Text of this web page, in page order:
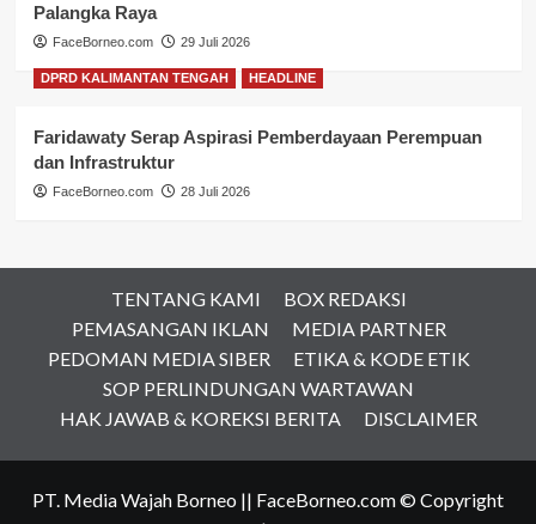
Palangka Raya
FaceBorneo.com 29 Juli 2026
DPRD KALIMANTAN TENGAH HEADLINE
Faridawaty Serap Aspirasi Pemberdayaan Perempuan
dan Infrastruktur
FaceBorneo.com 28 Juli 2026
TENTANG KAMI
BOX REDAKSI
PEMASANGAN IKLAN
MEDIA PARTNER
PEDOMAN MEDIA SIBER
ETIKA & KODE ETIK
SOP PERLINDUNGAN WARTAWAN
HAK JAWAB & KOREKSI BERITA
DISCLAIMER
PT. Media Wajah Borneo || FaceBorneo.com © Copyright